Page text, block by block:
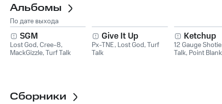
Альбомы
По дате выхода
SGM
Lost God,Cree-8,
MackGizzle,Turf Talk
Give It Up
Px-TNE, Lost God,Turf
Talk
Ketchup
12 Gauge Shotie
Talk, Point
Сборники